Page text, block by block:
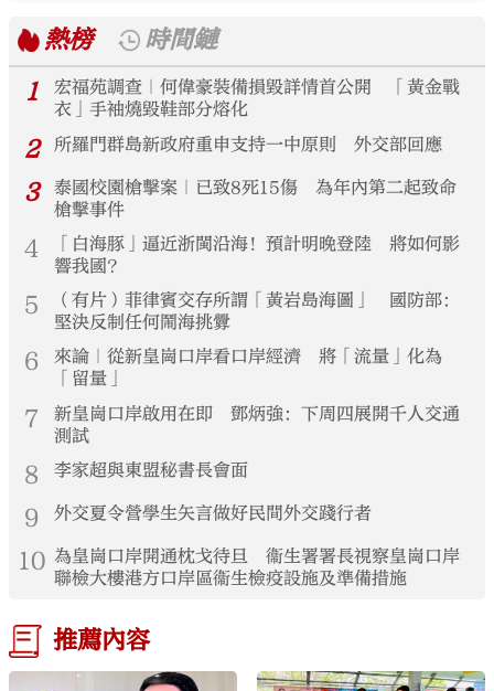
熱榜
時間鏈
1
宏福苑調查｜何偉豪裝備損毀詳情首公開 「黃金戰
衣」手袖燒毀鞋部分熔化
2 所羅門群島新政府重申支持一中原則 外交部回應
3
泰國校園槍擊案｜已致8死15傷 為年內第二起致命
槍擊事件
4
「白海豚」逼近浙閩沿海！預計明晚登陸 將如何影
響我國？
5
（有片）菲律賓交存所謂「黃岩島海圖」 國防部：
堅決反制任何鬧海挑釁
6
來論｜從新皇崗口岸看口岸經濟 將「流量」化為
「留量」
7
新皇崗口岸啟用在即 鄧炳強：下周四展開千人交通
測試
8 李家超與東盟秘書長會面
9 外交夏令營學生矢言做好民間外交踐行者
10 為皇崗口岸開通枕戈待旦 衞生署署長視察皇崗口岸
聯檢大樓港方口岸區衞生檢疫設施及準備措施
推薦內容